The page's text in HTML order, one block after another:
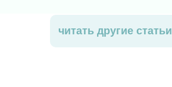
читать другие статьи